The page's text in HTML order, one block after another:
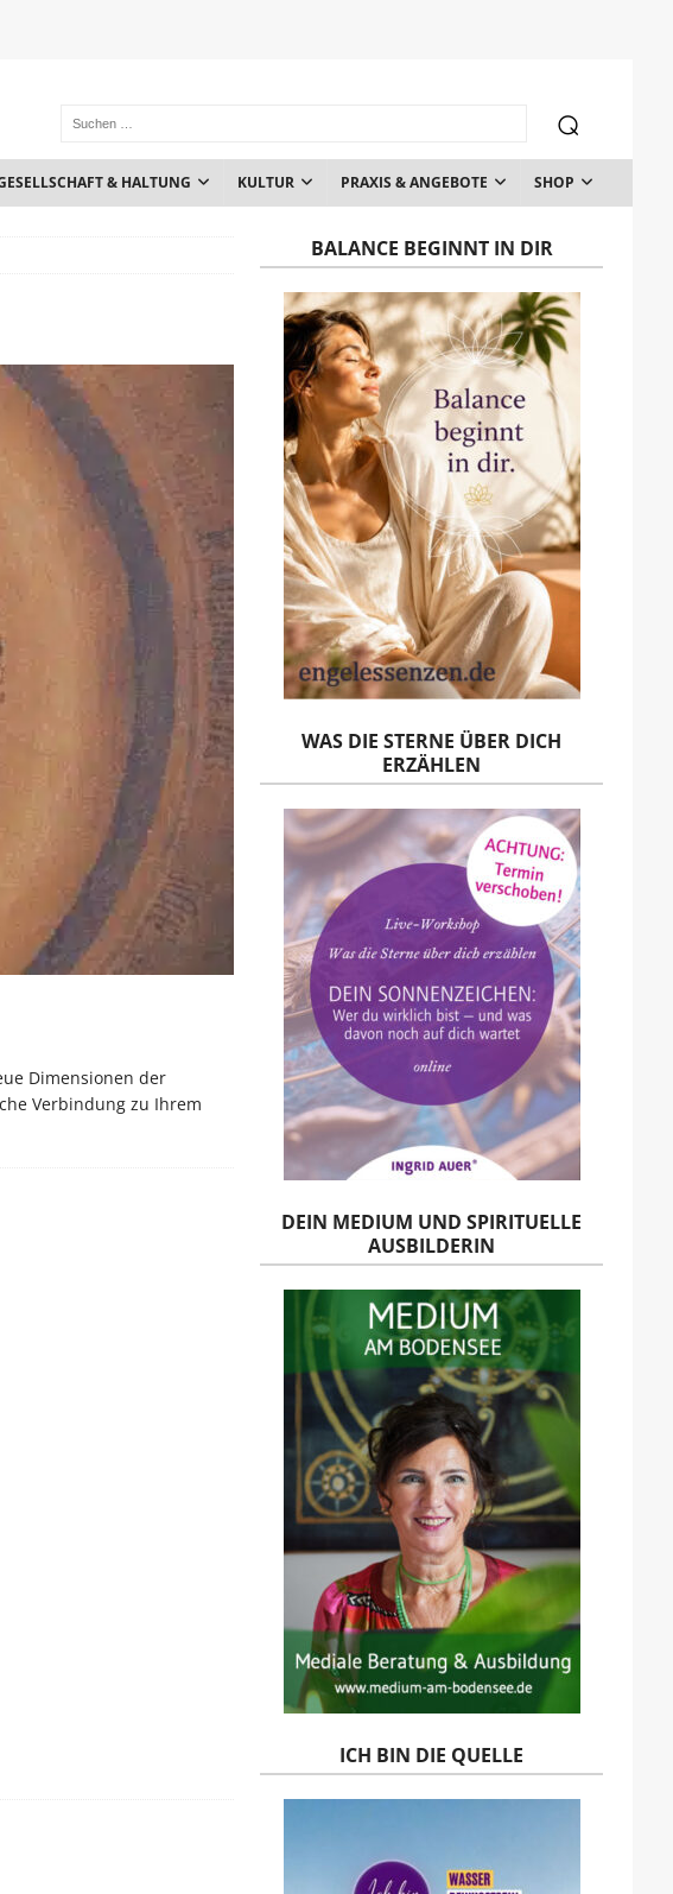
& HALTUNG KULTUR PRAXIS & ANGEBOTE SHOP
Dimensionen der
Verbindung zu Ihrem
BALANCE BEGINNT IN DIR
WAS DIE STERNE ÜBER DICH
ERZÄHLEN
DEIN MEDIUM UND SPIRITUELLE
AUSBILDERIN
ICH BIN DIE QUELLE